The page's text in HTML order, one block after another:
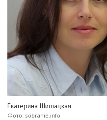
Екатерина Шишацкая
Фото: sobranie.info